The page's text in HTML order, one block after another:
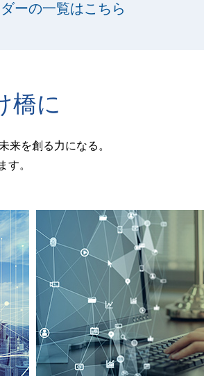
ーの一覧はこちら
橋に
来を創る力になる。
す。